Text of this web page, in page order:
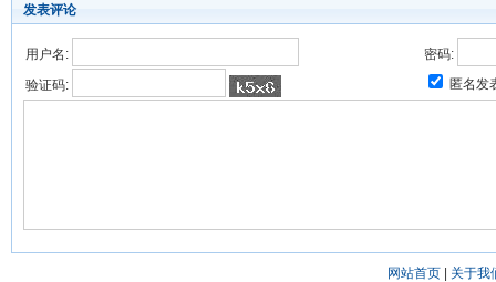
发表评论
用户名:
密码:
验证码:
匿名发
网站首页| 关于我